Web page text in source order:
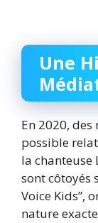
Une
En 2020,
possible
la chanteuse
sont côtoyés
Voice Kids”,
nature